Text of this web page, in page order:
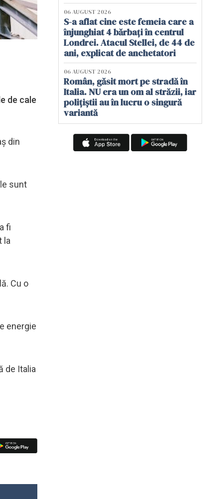
de cale
din
sunt
fi
la
Cu o
energie
de Italia
06 AUGUST 2026
S-a aflat cine este femeia care a
înjunghiat 4 bărbați în centrul
Londrei. Atacul Stellei, de 44 de
ani, explicat de anchetatori
06 AUGUST 2026
Român, găsit mort pe stradă în
Italia. NU era un om al străzii, iar
polițiștii au în lucru o singură
variantă